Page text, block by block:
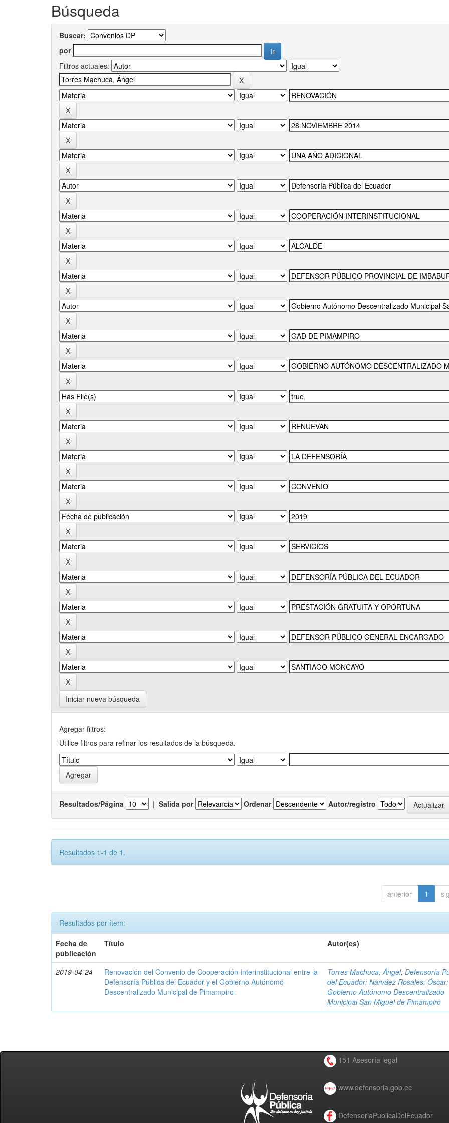
Búsqueda
Buscar:
por
Filtros actuales:
Iniciar nueva búsqueda
Agregar filtros:
Utilice filtros para refinar los resultados de la búsqueda.
Resultados/Página | Salida por Ordenar Autor/registro
Resultados 1-1 de 1.
anterior 1
Resultados por ítem:
Fecha de
publicación
Título Autor(es)
2019-04-24
Renovación del Convenio de Cooperación Interinstitucional entre la
Defensoría Pública del Ecuador y el Gobierno Autónomo
Descentralizado Municipal de Pimampiro
Torres Machuca, Ángel;Defensoría
del Ecuador;Narváez Rosales, Óscar;
Gobierno Autónomo Descentralizado
Municipal San Miguel de Pimampiro
151 Asesoría legal
www.defensoria.gob.ec
DefensoriaPublicaDelEcuador